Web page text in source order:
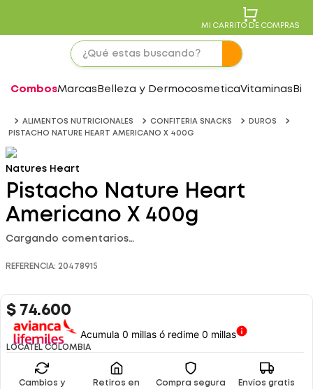
MI CARRITO DE COMPRAS
CombosMarcas Belleza y DermocosmeticaVitaminas
ALIMENTOS NUTRICIONALES CONFITERIA SNACKS
DUROS
PISTACHO NATURE HEART AMERICANO X 400G
Natures Heart
Pistacho Nature Heart
Americano X 400g
Cargando comentarios…
REFERENCIA: 20478915
$ 74.600
Acumula 0 millas ó redime 0 millas
LOCATEL COLOMBIA
Cambios y
Retiros en
Compra segura
Envíos gratis